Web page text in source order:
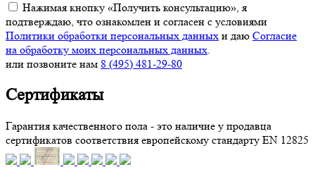
Нажимая кнопку «Получить консультацию», я
подтверждаю, что ознакомлен и согласен с условиями
Политики обработки персональных данных и даю Согласие
на обработку моих персональных данных.
или позвоните нам 8 (495) 481-29-80
Сертификаты
Гарантия качественного пола - это наличие у продавца
сертификатов соответствия европейскому стандарту EN 12825